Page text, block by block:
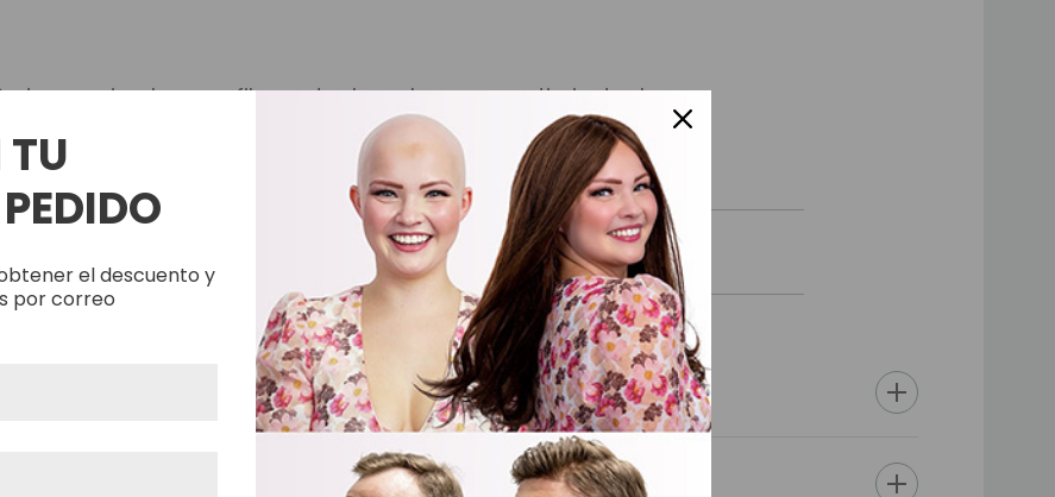
superior de monofilamento de seda con revestimiento de
de 4 cm en los lados, 5 cm en la parte posterior. Frente
grande y transparente.
La base mide 20x25,5 cm y se puede cortar hasta 18x23 cm.
Cabello Remy de la India suave y fino de alta calidad. En las piezas listas
para vender, las canas pueden ser de fibra sintética Kanekalon japonesa
el descuento y
por correo